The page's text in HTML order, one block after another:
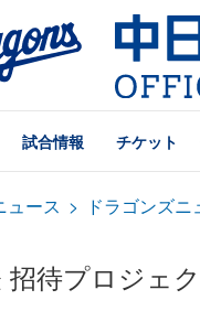
試合情報 チケット
ュース > ドラゴンズニ
招待プロジェ